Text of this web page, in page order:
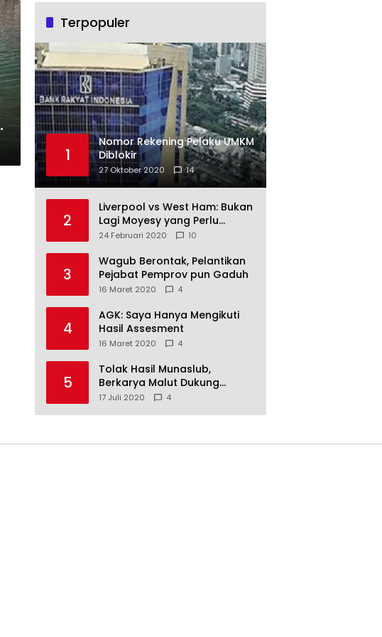
Terpopuler
1
Nomor Rekening Pelaku UMKM
Diblokir
27 Oktober 2020 14
2
Liverpool vs West Ham: Bukan
Lagi Moyesy yang Perlu
Ditakuti
24 Februari 2020 10
3
Wagub Berontak, Pelantikan
Pejabat Pemprov pun Gaduh
16 Maret 2020 4
4
AGK: Saya Hanya Mengikuti
Hasil Assesment
16 Maret 2020 4
5
Tolak Hasil Munaslub,
Berkarya Malut Dukung
Tommy Soeharto
17 Juli 2020 4